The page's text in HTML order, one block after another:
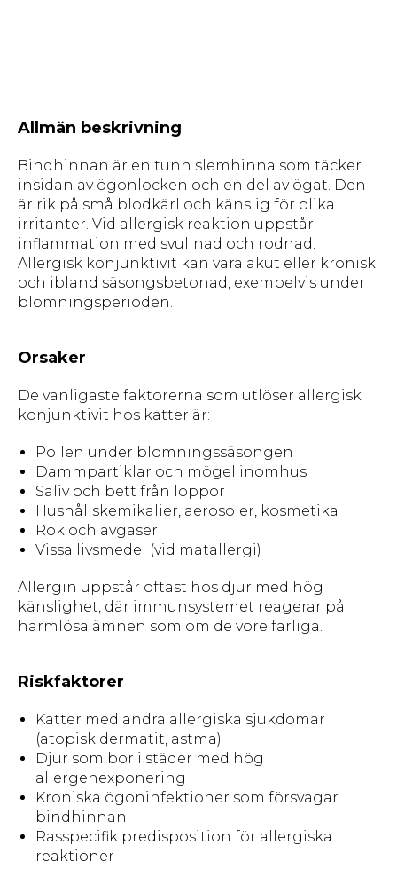
Allmän beskrivning
Bindhinnan är en tunn slemhinna som täcker
insidan av ögonlocken och en del av ögat. Den
är rik på små blodkärl och känslig för olika
irritanter. Vid allergisk reaktion uppstår
inflammation med svullnad och rodnad.
Allergisk konjunktivit kan vara akut eller kronisk
och ibland säsongsbetonad, exempelvis under
blomningsperioden.
Orsaker
De vanligaste faktorerna som utlöser allergisk
konjunktivit hos katter är:
Pollen under blomningssäsongen
Dammpartiklar och mögel inomhus
Saliv och bett från loppor
Hushållskemikalier, aerosoler, kosmetika
Rök och avgaser
Vissa livsmedel (vid matallergi)
Allergin uppstår oftast hos djur med hög
känslighet, där immunsystemet reagerar på
harmlösa ämnen som om de vore farliga.
Riskfaktorer
Katter med andra allergiska sjukdomar
(atopisk dermatit, astma)
Djur som bor i städer med hög
allergenexponering
Kroniska ögoninfektioner som försvagar
bindhinnan
Rasspecifik predisposition för allergiska
reaktioner